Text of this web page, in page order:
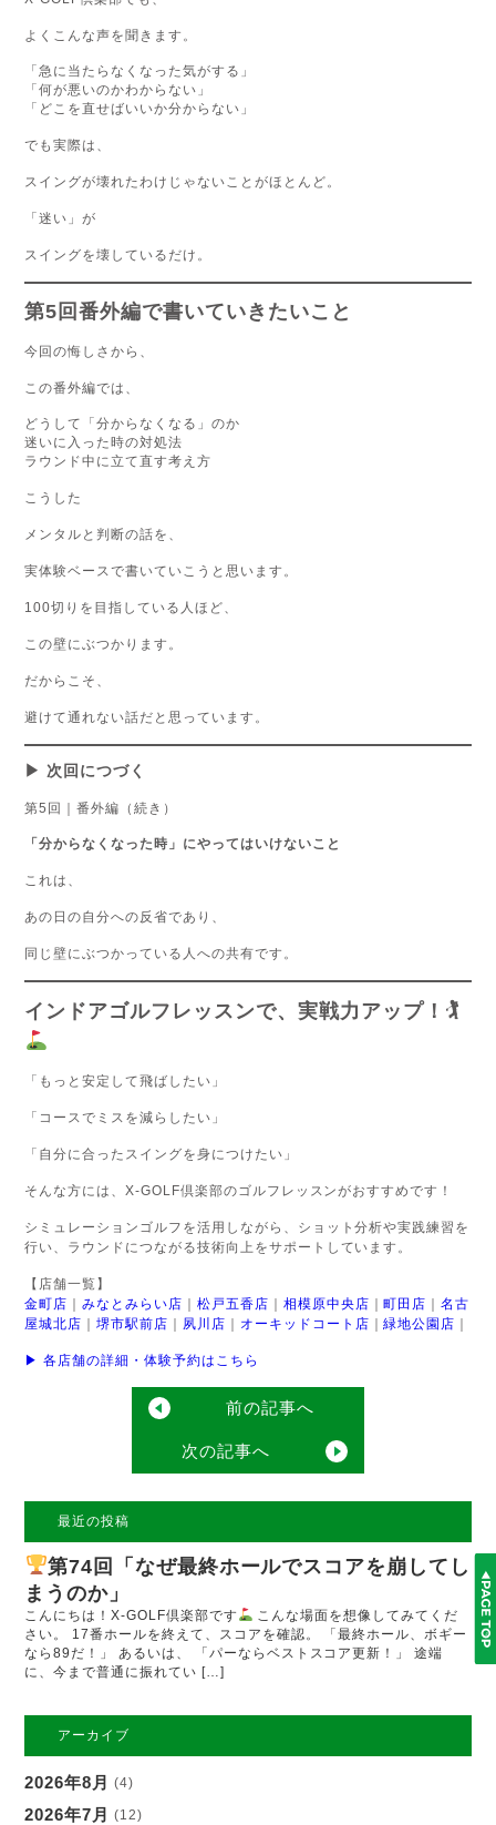
よくこんな声を聞きます。
「急に当たらなくなった気がする」
「何が悪いのかわからない」
「どこを直せばいいか分からない」
でも実際は、
スイングが壊れたわけじゃないことがほとんど。
「迷い」が
スイングを壊しているだけ。
第5回番外編で書いていきたいこと
今回の悔しさから、
この番外編では、
どうして「分からなくなる」のか
迷いに入った時の対処法
ラウンド中に立て直す考え方
こうした
メンタルと判断の話を、
実体験ベースで書いていこうと思います。
100切りを目指している人ほど、
この壁にぶつかります。
だからこそ、
避けて通れない話だと思っています。
▶ 次回につづく
第5回｜番外編（続き）
「分からなくなった時」にやってはいけないこと
これは、
あの日の自分への反省であり、
同じ壁にぶつかっている人への共有です。
インドアゴルフレッスンで、実戦力アップ！ 🏌
「もっと安定して飛ばしたい」
「コースでミスを減らしたい」
「自分に合ったスイングを身につけたい」
そんな方には、X-GOLF倶楽部のゴルフレッスンがおすすめです！
シミュレーションゴルフを活用しながら、ショット分析や実践練習を
行い、ラウンドにつながる技術向上をサポートしています。
【店舗一覧】
金町店 ｜みなとみらい店 ｜ 松戸五香店 ｜ 相模原中央店 ｜町田店 ｜名古
屋城北店 ｜堺市駅前店 ｜ 夙川店 ｜ オーキッドコート店 ｜緑地公園店 ｜
▶ 各店舗の詳細・体験予約はこちら
前の記事へ
次の記事へ
最近の投稿
第74回「なぜ最終ホールでスコアを崩してし
まうのか」
こんにちは！X-GOLF倶楽部です
こんな場面を想像してみてくだ
さい。 17番ホールを終えて、スコアを確認。 「最終ホール、ボギー
なら89だ！」 あるいは、 「パーならベストスコア更新！」 途端
に、今まで普通に振れてい […]
アーカイブ
2026年8月 (4)
2026年7月 (12)